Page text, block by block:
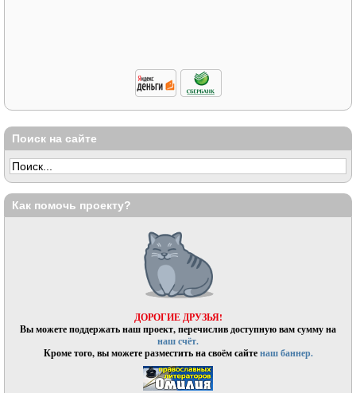
Поиск на сайте
Как помочь проекту?
ДОРОГИЕ ДРУЗЬЯ!
Вы можете поддержать наш проект, перечислив доступную вам сумму на
наш счёт.
Кроме того, вы можете разместить на своём сайтенаш баннер.